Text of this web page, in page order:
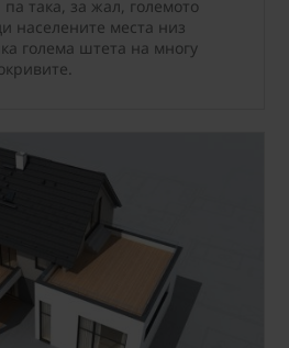
па така, за жал, големото
населените места низ
голема штета на многу